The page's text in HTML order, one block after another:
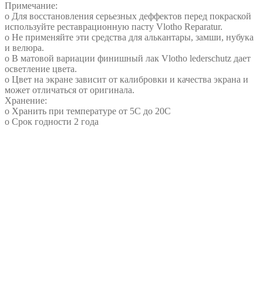
Примечание:
o Для восстановления серьезных деффектов перед покраской
используйте реставрационную пасту Vlotho Reparatur.
o Не применяйте эти средства для алькантары, замши, нубука
и велюра.
o В матовой вариации финишный лак Vlotho lederschutz дает
осветление цвета.
o Цвет на экране зависит от калибровки и качества экрана и
может отличаться от оригинала.
Хранение:
o Хранить при температуре от 5С до 20С
o Срок годности 2 года